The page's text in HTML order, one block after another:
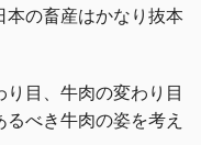
本の畜産はかなり抜本
目、牛肉の変わり目
べき牛肉の姿を考え